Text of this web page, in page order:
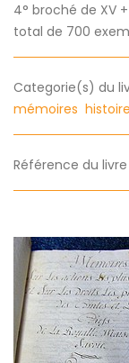
4° broché de XV
total de 700
Categorie(s) du
mémoires
Référence du livre